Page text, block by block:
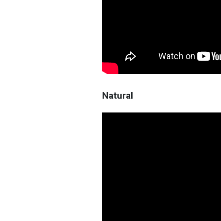
Natural